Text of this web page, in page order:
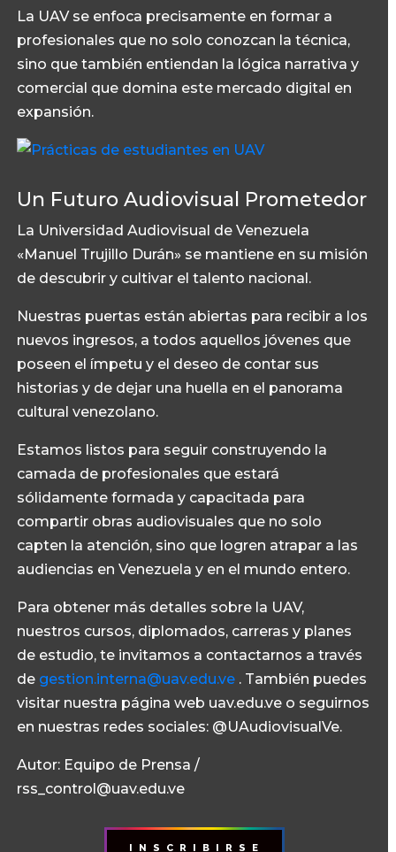
La UAV se enfoca precisamente en formar a
profesionales que no solo conozcan la técnica,
sino que también entiendan la lógica narrativa y
comercial que domina este mercado digital en
expansión.
Un Futuro Audiovisual Prometedor
La Universidad Audiovisual de Venezuela
«Manuel Trujillo Durán» se mantiene en su misión
de descubrir y cultivar el talento nacional.
Nuestras puertas están abiertas para recibir a los
nuevos ingresos, a todos aquellos jóvenes que
poseen el ímpetu y el deseo de contar sus
historias y de dejar una huella en el panorama
cultural venezolano.
Estamos listos para seguir construyendo la
camada de profesionales que estará
sólidamente formada y capacitada para
compartir obras audiovisuales que no solo
capten la atención, sino que logren atrapar a las
audiencias en Venezuela y en el mundo entero.
Para obtener más detalles sobre la UAV,
nuestros cursos, diplomados, carreras y planes
de estudio, te invitamos a contactarnos a través
de gestion.interna@uav.edu.ve . También puedes
visitar nuestra página web uav.edu.ve o seguirnos
en nuestras redes sociales: @UAudiovisualVe.
Autor: Equipo de Prensa /
rss_control@uav.edu.ve
I N S C R I B I R S E